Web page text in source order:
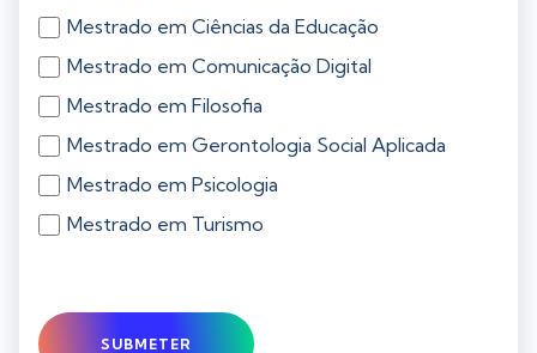
Mestrado em Ciências da Educação
Mestrado em Comunicação Digital
Mestrado em Filosofia
Mestrado em Gerontologia Social Aplicada
Mestrado em Psicologia
Mestrado em Turismo